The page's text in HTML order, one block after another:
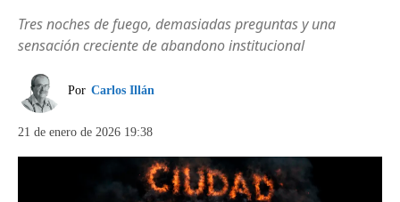
Tres noches de fuego, demasiadas preguntas y una
sensación creciente de abandono institucional
Por Carlos Illán
21 de enero de 2026 19:38